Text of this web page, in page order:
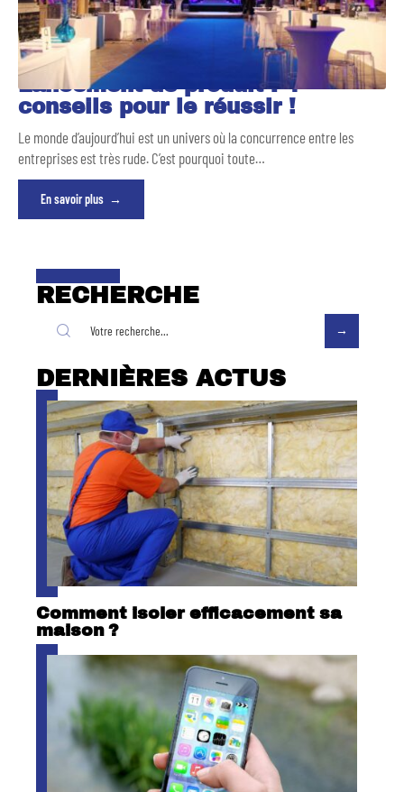
Lancement de produit : 4
conseils pour le réussir !
Le monde d’aujourd’hui est un univers où la concurrence entre les
entreprises est très rude. C’est pourquoi toute…
En savoir plus
RECHERCHE
DERNIÈRES ACTUS
Comment isoler efficacement sa
maison ?